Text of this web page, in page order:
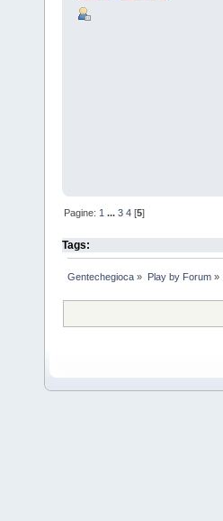
Pagine: 1 ...3 4 [5]
Tags:
Gentechegioca » Play by Forum»